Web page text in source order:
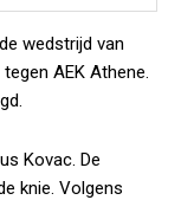
wedstrijd van
AEK Athene.
Kovac. De
knie. Volgens